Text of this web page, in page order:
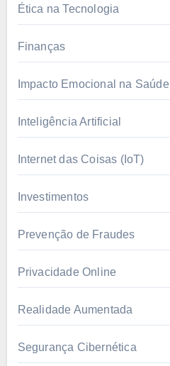
Ética na Tecnologia
Finanças
Impacto Emocional na Saúde
Inteligência Artificial
Internet das Coisas (IoT)
Investimentos
Prevenção de Fraudes
Privacidade Online
Realidade Aumentada
Segurança Cibernética